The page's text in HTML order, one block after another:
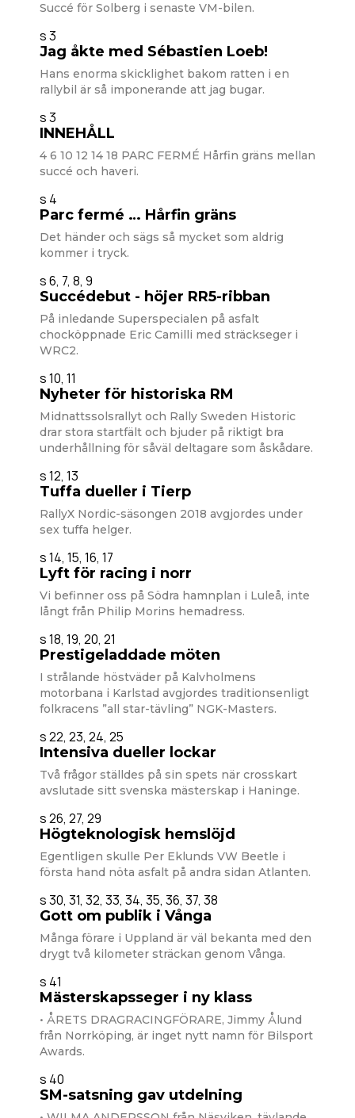
Succé för Solberg i senaste VM-bilen.
s 3
Jag åkte med Sébastien Loeb!
Hans enorma skicklighet bakom ratten i en
rallybil är så imponerande att jag bugar.
s 3
INNEHÅLL
4 6 10 12 14 18 PARC FERMÉ Hårfin gräns mellan
succé och haveri.
s 4
Parc fermé … Hårfin gräns
Det händer och sägs så mycket som aldrig
kommer i tryck.
s 6, 7, 8, 9
Succédebut - höjer RR5-ribban
På inledande Superspecialen på asfalt
chocköppnade Eric Camilli med sträckseger i
WRC2.
s 10, 11
Nyheter för historiska RM
Midnattssolsrallyt och Rally Sweden Historic
drar stora startfält och bjuder på riktigt bra
underhållning för såväl deltagare som åskådare.
s 12, 13
Tuffa dueller i Tierp
RallyX Nordic-säsongen 2018 avgjordes under
sex tuffa helger.
s 14, 15, 16, 17
Lyft för racing i norr
Vi befinner oss på Södra hamnplan i Luleå, inte
långt från Philip Morins hemadress.
s 18, 19, 20, 21
Prestigeladdade möten
I strålande höstväder på Kalvholmens
motorbana i Karlstad avgjordes traditionsenligt
folkracens ”all star-tävling” NGK-Masters.
s 22, 23, 24, 25
Intensiva dueller lockar
Två frågor ställdes på sin spets när crosskart
avslutade sitt svenska mästerskap i Haninge.
s 26, 27, 29
Högteknologisk hemslöjd
Egentligen skulle Per Eklunds VW Beetle i
första hand nöta asfalt på andra sidan Atlanten.
s 30, 31, 32, 33, 34, 35, 36, 37, 38
Gott om publik i Vånga
Många förare i Uppland är väl bekanta med den
drygt två kilometer sträckan genom Vånga.
s 41
Mästerskapsseger i ny klass
• ÅRETS DRAGRACINGFÖRARE, Jimmy Ålund
från Norrköping, är inget nytt namn för Bilsport
Awards.
s 40
SM-satsning gav utdelning